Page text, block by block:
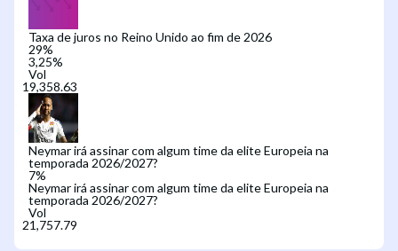
Taxa de juros no Reino Unido ao fim de 2026
29%
3,25%
Vol
Neymar irá assinar com algum time da elite Europeia na
temporada 2026/2027?
7%
Neymar irá assinar com algum time da elite Europeia na
temporada 2026/2027?
Vol